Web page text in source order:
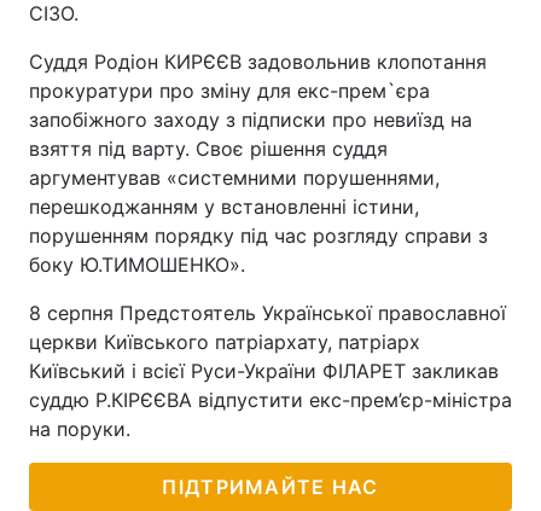
СІЗО.
Суддя Родіон КИРЄЄВ задовольнив клопотання
прокуратури про зміну для екс-прем`єра
запобіжного заходу з підписки про невиїзд на
взяття під варту. Своє рішення суддя
аргументував «системними порушеннями,
перешкоджанням у встановленні істини,
порушенням порядку під час розгляду справи з
боку Ю.ТИМОШЕНКО».
8 серпня Предстоятель Української православної
церкви Київського патріархату, патріарх
Київський і всієї Руси-України ФІЛАРЕТ закликав
суддю Р.КІРЄЄВА відпустити екс-прем’єр-міністра
на поруки.
ПІДТРИМАЙТЕ НАС